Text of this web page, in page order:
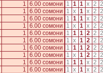
1 6.00 сомони 1 1 1 x 2 2
1 6.00 сомони 1 x 1 x 2 2
1 6.00 сомони 1 1 1 x 2 2
1 6.00 сомони 1 x 1 x 2 2
1 6.00 сомони 1 1 1 2 2 2
1 6.00 сомони 1 x 1 2 2 2
1 6.00 сомони 1 1 1 2 2 2
1 6.00 сомони 1 x 1 2 2 2
1 6.00 сомони 1 1 1 x 2 2
1 6.00 сомони 1 x 1 x 2 2